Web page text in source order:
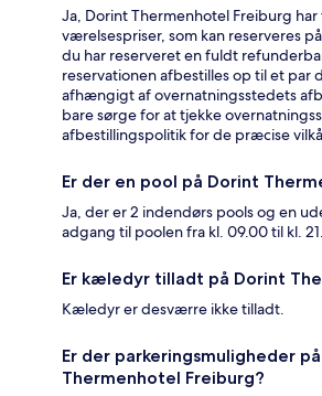
Ja, Dorint Thermenhotel Freiburg
værelsespriser, som kan reserveres
du har reserveret en fuldt
reservationen afbestilles op til et par
afhængigt af overnatningsstedets
bare sørge for at tjekke
afbestillingspolitik for de præcise
Er der en pool på Dorint
Ja, der er 2 indendørs pools og en
adgang til poolen fra kl. 09.00 til kl.
Er kæledyr tilladt på Dorint
Kæledyr er desværre ikke tilladt.
Er der parkeringsmuligheder
Thermenhotel Freiburg?